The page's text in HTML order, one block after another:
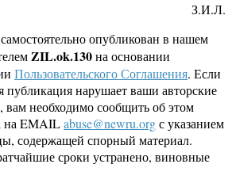
З.И.Л.
опубликован в нашем
ZIL.ok.130на основании
Пользовательского Соглашения. Если
публикация нарушает ваши авторские
необходимо сообщить об этом
на EMAILabuse@newru.orgс указанием
содержащей спорный материал.
сроки устранено, виновные